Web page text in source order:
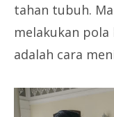
tahan tubuh.
melakukan
adalah cara